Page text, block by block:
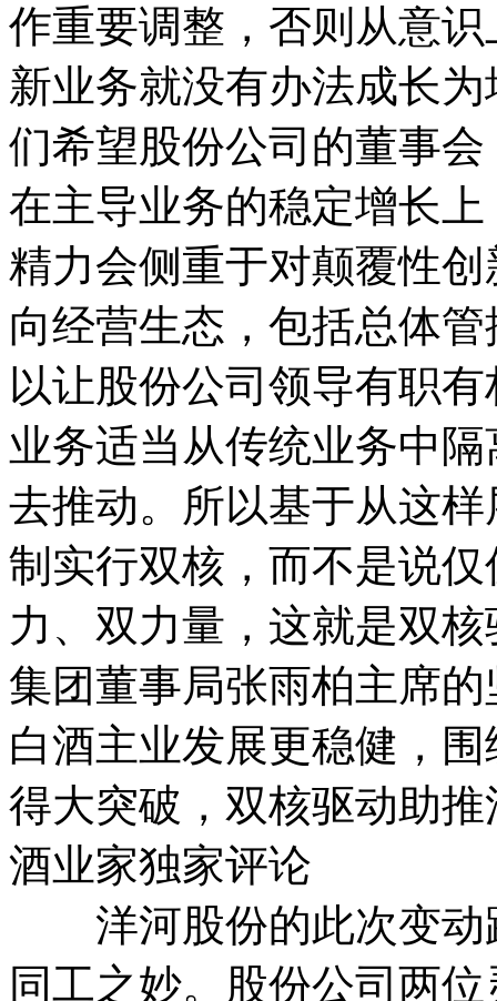
作重要调整，否则从意
新业务就没有办法成长
们希望股份公司的董事
在主导业务的稳定增长
精力会侧重于对颠覆性
向经营生态，包括总体
以让股份公司领导有职
业务适当从传统业务中
去推动。所以基于从这
制实行双核，而不是说
力、双力量，这就是双
集团董事局张雨柏主席
白酒主业发展更稳健，
得大突破，双核驱动助
酒业家独家评论
洋河股份的此次变动
同工之妙。股份公司两